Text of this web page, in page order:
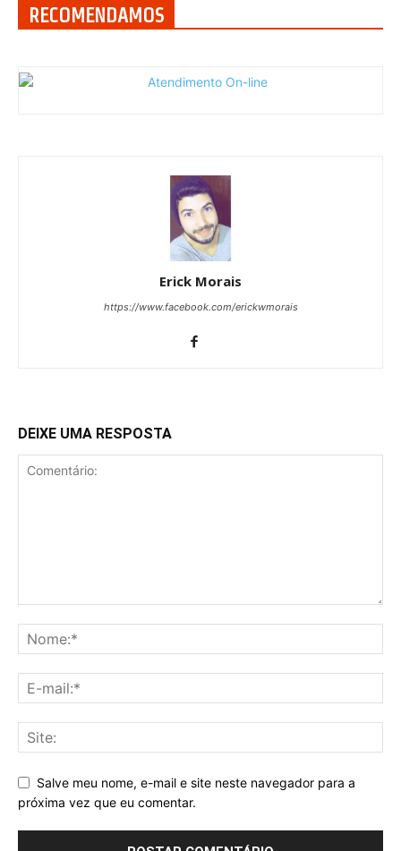
RECOMENDAMOS
Erick Morais
https://www.facebook.com/erickwmorais
DEIXE UMA RESPOSTA
Salve meu nome, e-mail e site neste navegador para a
próxima vez que eu comentar.